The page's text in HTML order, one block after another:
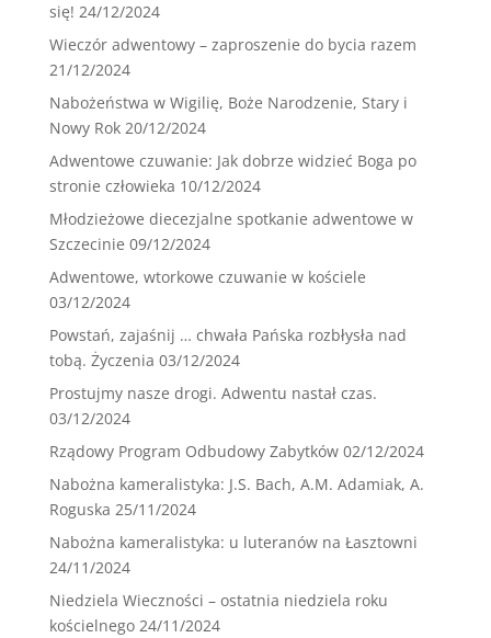
się! 24/12/2024
Wieczór adwentowy – zaproszenie do bycia razem
21/12/2024
Nabożeństwa w Wigilię, Boże Narodzenie, Stary i
Nowy Rok 20/12/2024
Adwentowe czuwanie: Jak dobrze widzieć Boga po
stronie człowieka 10/12/2024
Młodzieżowe diecezjalne spotkanie adwentowe w
Szczecinie 09/12/2024
Adwentowe, wtorkowe czuwanie w kościele
03/12/2024
Powstań, zajaśnij … chwała Pańska rozbłysła nad
tobą. Życzenia 03/12/2024
Prostujmy nasze drogi. Adwentu nastał czas.
03/12/2024
Rządowy Program Odbudowy Zabytków 02/12/2024
Nabożna kameralistyka: J.S. Bach, A.M. Adamiak, A.
Roguska 25/11/2024
Nabożna kameralistyka: u luteranów na Łasztowni
24/11/2024
Niedziela Wieczności – ostatnia niedziela roku
kościelnego 24/11/2024